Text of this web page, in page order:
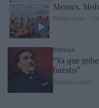
Memes.
ESPAÑA
“Ya que
barato”